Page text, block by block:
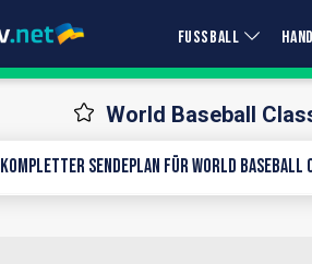
FUSSBALL
World Baseball
Kompletter Sendeplan für World Baseball